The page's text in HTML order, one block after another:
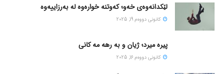
لێکدانەوەی خەو؛ کەوتنە خوارەوە لە بەرزاییەوە
كانونی دووه‌م 19, 2025
پیره میرد؛ ژیان و به رهه مه کانی
كانونی دووه‌م 16, 2025